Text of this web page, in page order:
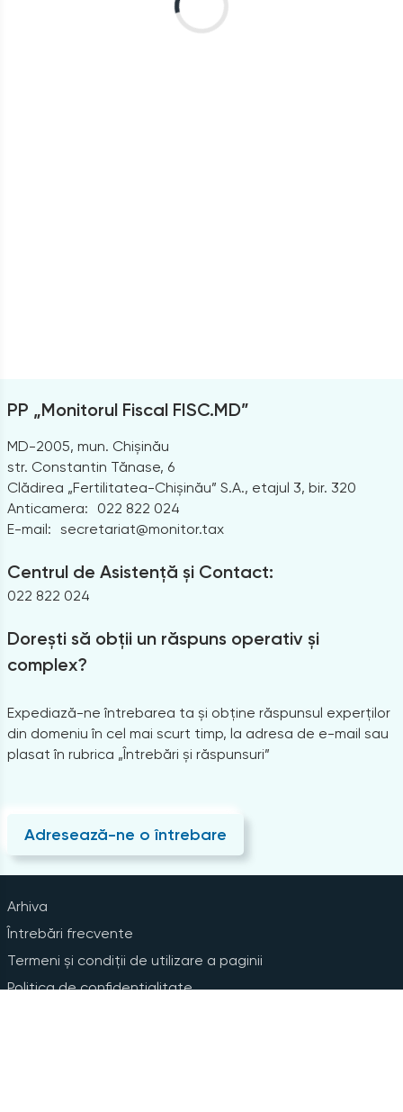
PP „Monitorul Fiscal FISC.MD”
MD-2005, mun. Chișinău
str. Constantin Tănase, 6
Clădirea „Fertilitatea-Chișinău” S.A., etajul 3, bir. 320
Anticamera:
022 822 024
E-mail: secretariat@monitor.tax
Centrul de Asistență și Contact:
022 822 024
Dorești să obții un răspuns operativ și
complex?
Expediază-ne întrebarea ta și obține răspunsul experților
din domeniu în cel mai scurt timp, la adresa de e-mail sau
plasat în rubrica „Întrebări și răspunsuri”
Adresează-ne o întrebare
Arhiva
Întrebări frecvente
Termeni și condiții de utilizare a paginii
Politica de confidențialitate